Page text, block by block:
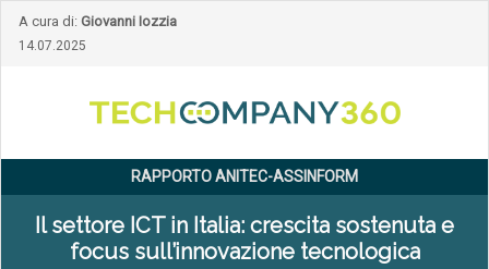
A cura di: Giovanni Iozzia
14.07.2025
RAPPORTO ANITEC-ASSINFORM
Il settore ICT in Italia: crescita sostenuta e
focus sull’innovazione tecnologica